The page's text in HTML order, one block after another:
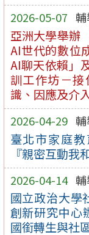
2026-05-07
亞洲大學舉辦
AI世代的數位
AI聊天依賴」
訓工作坊－
識、因應及介
2026-04-29
臺北市家庭
『親密互動我
2026-04-14
國立政治大學
創新研究中
國銜轉生與社